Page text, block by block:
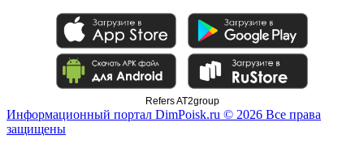
Refers AT2group
Информационный портал DimPoisk.ru © 2026 Все права
защищены